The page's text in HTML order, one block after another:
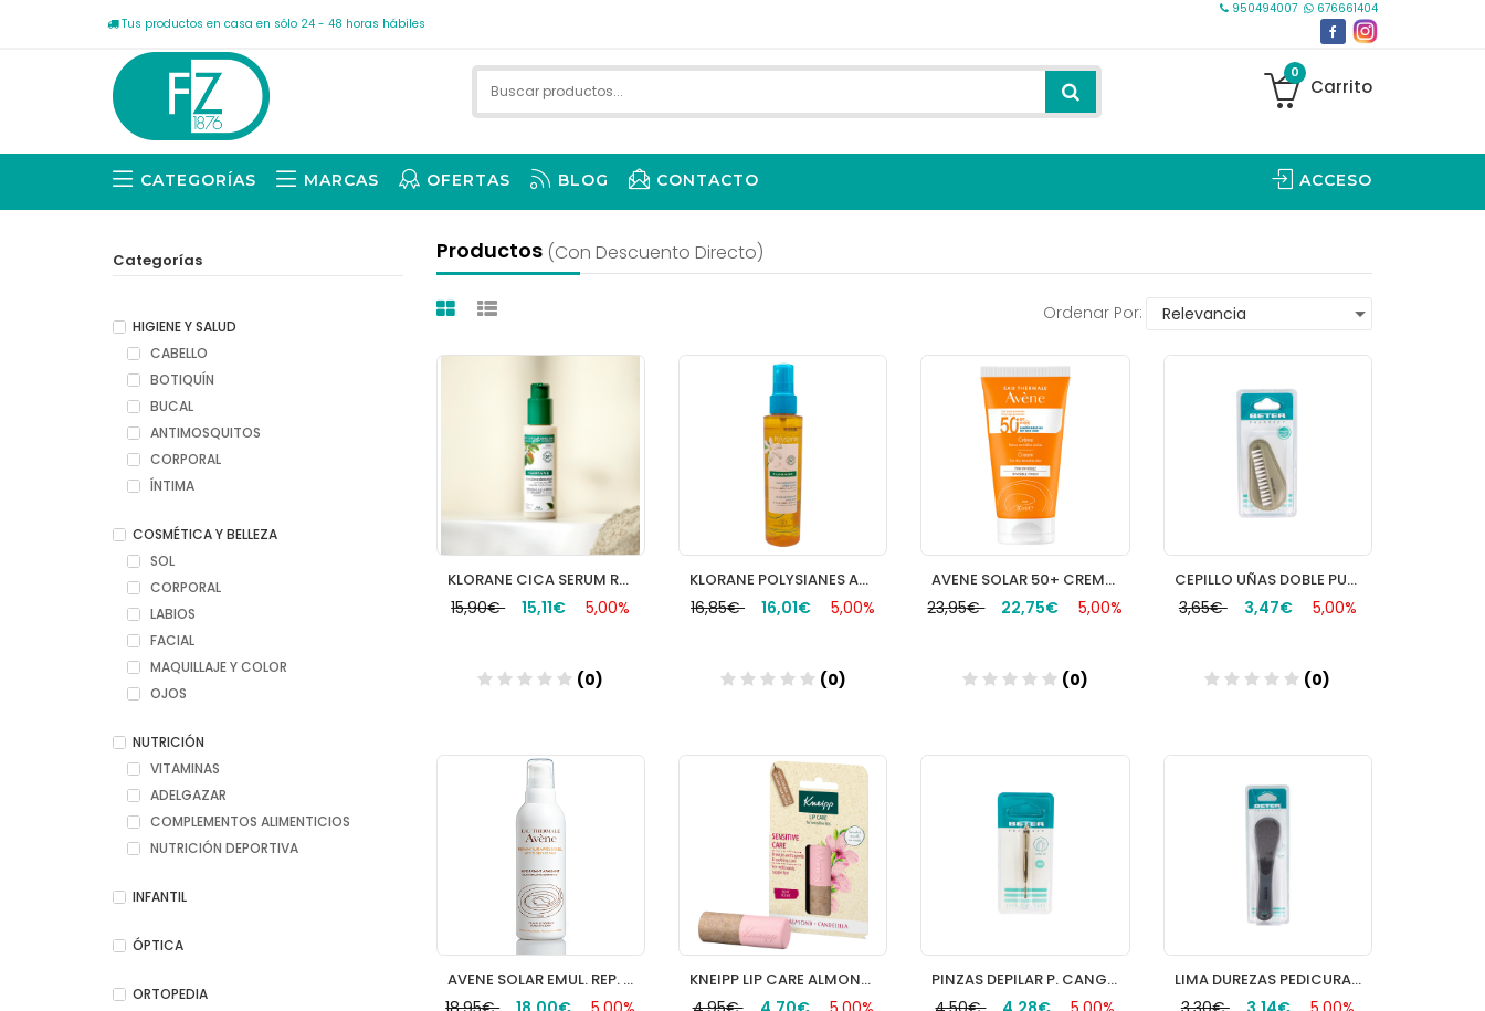
Tus productos en casa en sólo 24 - 48 horas hábiles
950494007 676661404
0
Carrito
CATEGORÍAS MARCAS OFERTAS BLOG CONTACTO ACCESO
Productos (con Descuento Directo)
Ordenar Por:
KLORANE CICA SERUM REPARAD. CUPUACU 100M
15,90€ 15,11€ 5,00%
(0)
Añadir
KLORANE POLYSIANES ACEITE REPARADOR AFTERSUN 150ML
16,85€ 16,01€ 5,00%
(0)
Añadir
AVENE SOLAR 50+ CREMA 50ML.
23,95€ 22,75€ 5,00%
(0)
CEPILLO UÑAS DOBLE PUAS NYLON BETER
3,65€ 3,47€ 5,00%
(0)
AVENE SOLAR EMUL. REP. AFTERSUN 200 ML. KNEIPP LIP CARE ALMOND BALSAMO LABIAL PINZAS DEPILAR P. CANGREJO DORADA BETER LIMA DUREZAS PEDICURA ERGONOMICA BETER
Categorías
HIGIENE Y SALUD
CABELLO
BOTIQUÍN
BUCAL
ANTIMOSQUITOS
CORPORAL
ÍNTIMA
COSMÉTICA Y BELLEZA
SOL
CORPORAL
LABIOS
FACIAL
MAQUILLAJE Y COLOR
OJOS
NUTRICIÓN
VITAMINAS
ADELGAZAR
COMPLEMENTOS ALIMENTICIOS
NUTRICIÓN DEPORTIVA
INFANTIL
ÓPTICA
ORTOPEDIA